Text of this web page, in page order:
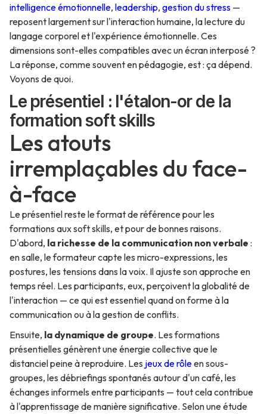
intelligence émotionnelle, leadership, gestion du stress —
reposent largement sur l'interaction humaine, la lecture du
langage corporel et l'expérience émotionnelle. Ces
dimensions sont-elles compatibles avec un écran interposé ?
La réponse, comme souvent en pédagogie, est : ça dépend.
Voyons de quoi.
Le présentiel : l'étalon-or de la
formation soft skills
Les atouts
irremplaçables du face-
à-face
Le présentiel reste le format de référence pour les
formations aux soft skills, et pour de bonnes raisons.
D'abord, la richesse de la communication non verbale :
en salle, le formateur capte les micro-expressions, les
postures, les tensions dans la voix. Il ajuste son approche en
temps réel. Les participants, eux, perçoivent la globalité de
l'interaction — ce qui est essentiel quand on forme à la
communication ou à la gestion de conflits.
Ensuite, la dynamique de groupe. Les formations
présentielles génèrent une énergie collective que le
distanciel peine à reproduire. Les jeux de rôleen sous-
groupes, les débriefings spontanés autour d'un café, les
échanges informels entre participants — tout cela contribue
à l'apprentissage de manière significative. Selon une étude